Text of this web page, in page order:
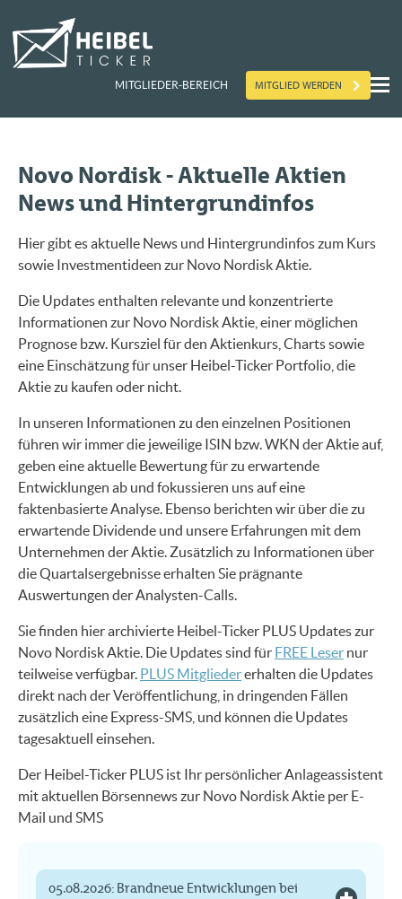
MITGLIEDER-BEREICH MITGLIED WERDEN
Novo Nordisk - Aktuelle Aktien
News und Hintergrundinfos
Hier gibt es aktuelle News und Hintergrundinfos zum Kurs
sowie Investmentideen zur Novo Nordisk Aktie.
Die Updates enthalten relevante und konzentrierte
Informationen zur Novo Nordisk Aktie, einer möglichen
Prognose bzw. Kursziel für den Aktienkurs, Charts sowie
eine Einschätzung für unser Heibel-Ticker Portfolio, die
Aktie zu kaufen oder nicht.
In unseren Informationen zu den einzelnen Positionen
führen wir immer die jeweilige ISIN bzw. WKN der Aktie auf,
geben eine aktuelle Bewertung für zu erwartende
Entwicklungen ab und fokussieren uns auf eine
faktenbasierte Analyse. Ebenso berichten wir über die zu
erwartende Dividende und unsere Erfahrungen mit dem
Unternehmen der Aktie. Zusätzlich zu Informationen über
die Quartalsergebnisse erhalten Sie prägnante
Auswertungen der Analysten-Calls.
Sie finden hier archivierte Heibel-Ticker PLUS Updates zur
Novo Nordisk Aktie. Die Updates sind für FREE Leser nur
teilweise verfügbar. PLUS Mitgliedererhalten die Updates
direkt nach der Veröffentlichung, in dringenden Fällen
zusätzlich eine Express-SMS, und können die Updates
tagesaktuell einsehen.
Der Heibel-Ticker PLUS ist Ihr persönlicher Anlageassistent
mit aktuellen Börsennews zur Novo Nordisk Aktie per E-
Mail und SMS
05.08.2026: Brandneue Entwicklungen bei